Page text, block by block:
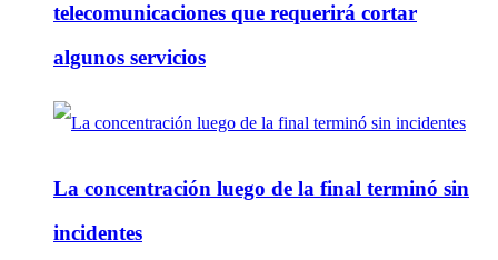
telecomunicaciones que requerirá cortar
algunos servicios
La concentración luego de la final terminó sin
incidentes